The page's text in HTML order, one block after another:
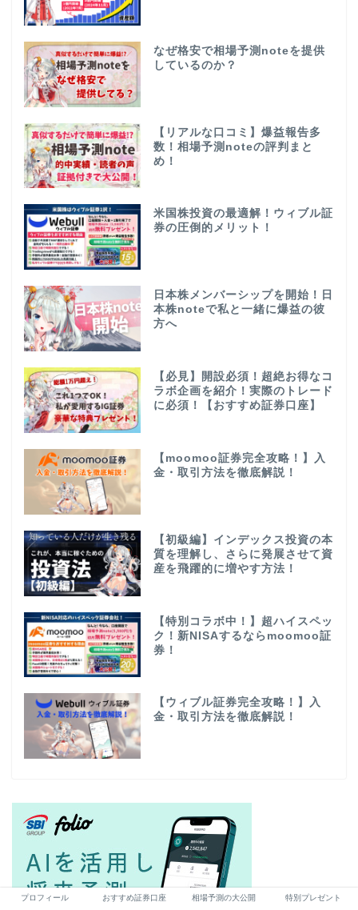
なぜ格安で相場予測noteを提供
しているのか？
【リアルな口コミ】爆益報告多
数！相場予測noteの評判まと
め！
米国株投資の最適解！ウィブル証
券の圧倒的メリット！
日本株メンバーシップを開始！日
本株noteで私と一緒に爆益の彼
方へ
【必見】開設必須！超絶お得なコ
ラボ企画を紹介！実際のトレード
に必須！【おすすめ証券口座】
【moomoo証券完全攻略！】入
金・取引方法を徹底解説！
【初級編】インデックス投資の本
質を理解し、さらに発展させて資
産を飛躍的に増やす方法！
【特別コラボ中！】超ハイスペッ
ク！新NISAするならmoomoo証
券！
【ウィブル証券完全攻略！】入
金・取引方法を徹底解説！
プロフィール おすすめ証券口座 相場予測の大公開 特別プレゼント